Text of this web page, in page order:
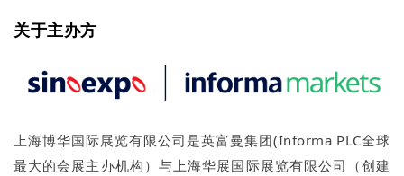
关于主办方
上海博华国际展览有限公司是英富曼集团(Informa PLC全球
最大的会展主办机构）与上海华展国际展览有限公司（创建